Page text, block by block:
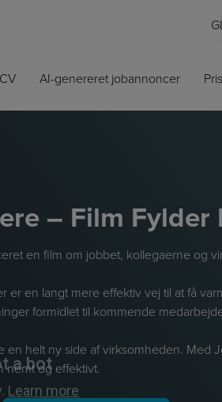
AI-genereret jobannoncer
– Film Fylder
en film om jobbet, kollegaerne og
en langt mere effektiv vej til at få
formidlet til kommende
en helt ny side af virksomheden. Med
nemt og effektivt.